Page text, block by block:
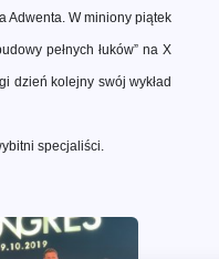
Adwenta. W miniony piątek
pełnych łuków” na X
dzień kolejny swój wykład
specjaliści.